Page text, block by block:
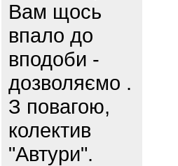
Вам щось
впало до
вподоби -
дозволяємо .
З повагою,
колектив
"Автури".